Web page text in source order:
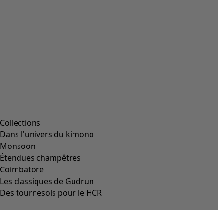
Collections
Dans l'univers du kimono
Monsoon
Étendues champêtres
Coimbatore
Les classiques de Gudrun
Des tournesols pour le HCR